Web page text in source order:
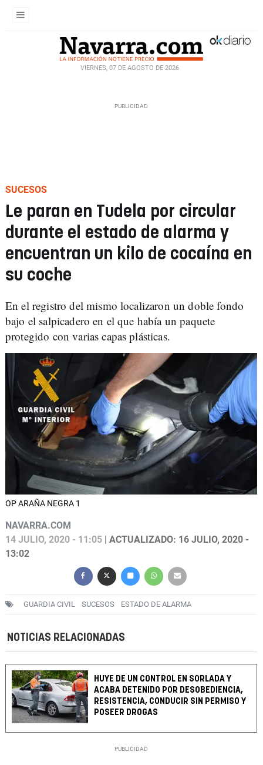
VIERNES, 07 DE AGOSTO DE 2026
SUCESOS
Le paran en Tudela por circular
durante el estado de alarma y
encuentran un kilo de cocaína en
su coche
En el registro del mismo localizaron un doble fondo
bajo el salpicadero en el que había un paquete
protegido con varias capas plásticas.
OP ARAÑA NEGRA 1
NAVARRA.COM
14 JULIO, 2020 - 11:05 | ACTUALIZADO: 16 JULIO, 2020 -
13:02
GUARDIA CIVIL SUCESOS ESTADO DE ALARMA
NOTICIAS RELACIONADAS
HUYE DE UN CONTROL EN SORLADA Y
ACABA DETENIDO POR DESOBEDIENCIA,
RESISTENCIA, CONDUCIR SIN PERMISO Y
POSEER DROGAS